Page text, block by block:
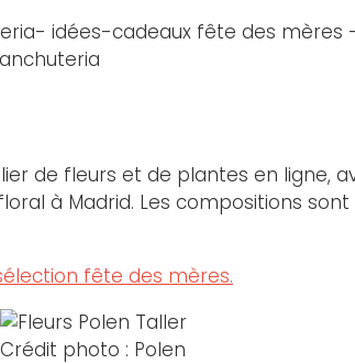
de fleurs et de plantes en ligne,
à Madrid. Les compositions
fête des mères.
Crédit photo : Polen